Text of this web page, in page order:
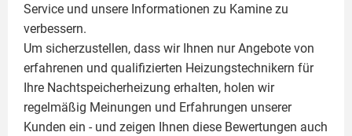
Service und unsere Informationen zu Kamine zu
verbessern.
Um sicherzustellen, dass wir Ihnen nur Angebote von
erfahrenen und qualifizierten Heizungstechnikern für
Ihre Nachtspeicherheizung erhalten, holen wir
regelmäßig Meinungen und Erfahrungen unserer
Kunden ein - und zeigen Ihnen diese Bewertungen auch